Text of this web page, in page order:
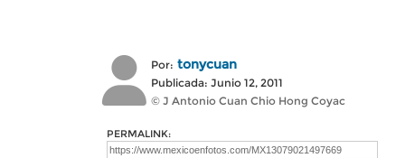
Por: tonycuan
Publicada: Junio 12, 2011
© J Antonio Cuan Chio Hong Coyac
PERMALINK: